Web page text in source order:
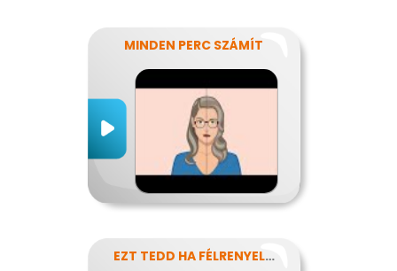
MINDEN PERC SZÁMÍT
EZT TEDD HA FÉLRENYELT VALAKI